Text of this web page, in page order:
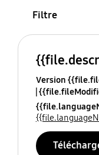
Filtre
Version